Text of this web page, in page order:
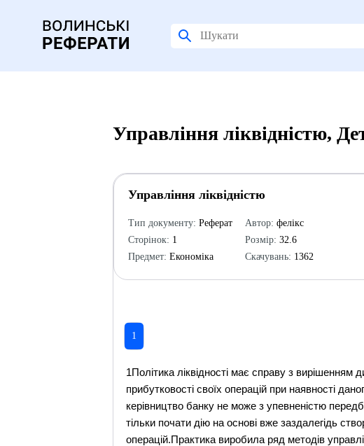
Управління ліквідністю,
Управління ліквідністю
Тип документу: Реферат
Сторінок: 1
Предмет: Економіка
Автор: фелікс
Розмір: 32.6
Скачувань: 1362
1
1Політика ліквідності має справу з вирішенням
прибутковості своїх операцій при наявності
керівництво банку не може з упевненістю
тільки почати дію на основі вже заздалегідь
операцій.Практика виробила ряд методів